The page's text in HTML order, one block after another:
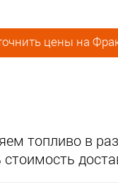
цены на
топливо в